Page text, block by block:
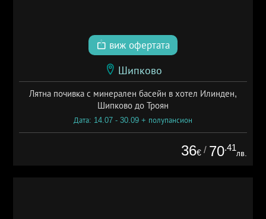
виж офертата
Шипково
Лятна почивка с минерален басейн в хотел Илинден,
Шипково до Троян
Дата: 14.07 - 30.09 + полупансион
36€ / 70.41
лв.